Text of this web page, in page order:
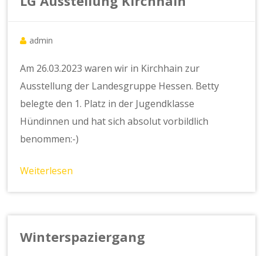
admin
Am 26.03.2023 waren wir in Kirchhain zur
Ausstellung der Landesgruppe Hessen. Betty
belegte den 1. Platz in der Jugendklasse
Hündinnen und hat sich absolut vorbildlich
benommen:-)
Weiterlesen
Winterspaziergang